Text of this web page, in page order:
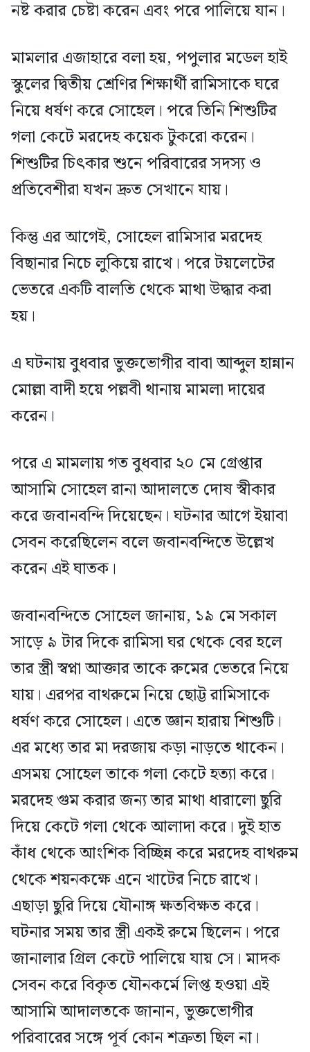
নষ্ট করার চেষ্টা করেন এবং পরে পালিয়ে যান।
মামলার এজাহারে বলা হয়, পপুলার মডেল হাই
স্কুলের দ্বিতীয় শ্রেণির শিক্ষার্থী রামিসাকে ঘরে
নিয়ে ধর্ষণ করে সোহেল। পরে তিনি শিশুটির
গলা কেটে মরদেহ কয়েক টুকরো করেন।
শিশুটির চিৎকার শুনে পরিবারের সদস্য ও
প্রতিবেশীরা যখন দ্রুত সেখানে যায়।
কিন্তু এর আগেই, সোহেল রামিসার মরদেহ
বিছানার নিচে লুকিয়ে রাখে। পরে টয়লেটের
ভেতরে একটি বালতি থেকে মাথা উদ্ধার করা
হয়।
এ ঘটনায় বুধবার ভুক্তভোগীর বাবা আব্দুল হান্নান
মোল্লা বাদী হয়ে পল্লবী থানায় মামলা দায়ের
করেন।
পরে এ মামলায় গত বুধবার ২০ মে গ্রেপ্তার
আসামি সোহেল রানা আদালতে দোষ স্বীকার
করে জবানবন্দি দিয়েছেন। ঘটনার আগে ইয়াবা
সেবন করেছিলেন বলে জবানবন্দিতে উল্লেখ
করেন এই ঘাতক।
জবানবন্দিতে সোহেল জানায়, ১৯ মে সকাল
সাড়ে ৯ টার দিকে রামিসা ঘর থেকে বের হলে
তার স্ত্রী স্বপ্না আক্তার তাকে রুমের ভেতরে নিয়ে
যায়। এরপর বাথরুমে নিয়ে ছোট্ট রামিসাকে
ধর্ষণ করে সোহেল। এতে জ্ঞান হারায় শিশুটি।
এর মধ্যে তার মা দরজায় কড়া নাড়তে থাকেন।
এসময় সোহেল তাকে গলা কেটে হত্যা করে।
মরদেহ গুম করার জন্য তার মাথা ধারালো ছুরি
দিয়ে কেটে গলা থেকে আলাদা করে। দুই হাত
কাঁধ থেকে আংশিক বিচ্ছিন্ন করে মরদেহ বাথরুম
থেকে শয়নকক্ষে এনে খাটের নিচে রাখে।
এছাড়া ছুরি দিয়ে যৌনাঙ্গ ক্ষতবিক্ষত করে।
ঘটনার সময় তার স্ত্রী একই রুমে ছিলেন। পরে
জানালার গ্রিল কেটে পালিয়ে যায় সে। মাদক
সেবন করে বিকৃত যৌনকর্মে লিপ্ত হওয়া এই
আসামি আদালতকে জানান, ভুক্তভোগীর
পরিবারের সঙ্গে পূর্ব কোন শত্রুতা ছিল না।